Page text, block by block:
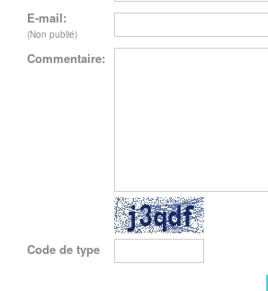
E-mail:
(Non publié)
Commentaire:
Code de type